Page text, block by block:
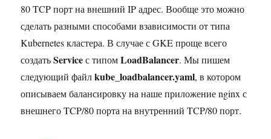
80 TCP порт на внешний IP адрес. Вообще это можно
сделать разными способами взависимости от типа
Kubernetes кластера. В случае с GKE проще всего
создатьServiceс типомLoadBalancer. Мы пишем
следующий файлkube_loadbalancer.yaml, в котором
описываем балансировку на наше приложение nginx с
внешнего TCP/80 порта на внутренний TCP/80 порт.